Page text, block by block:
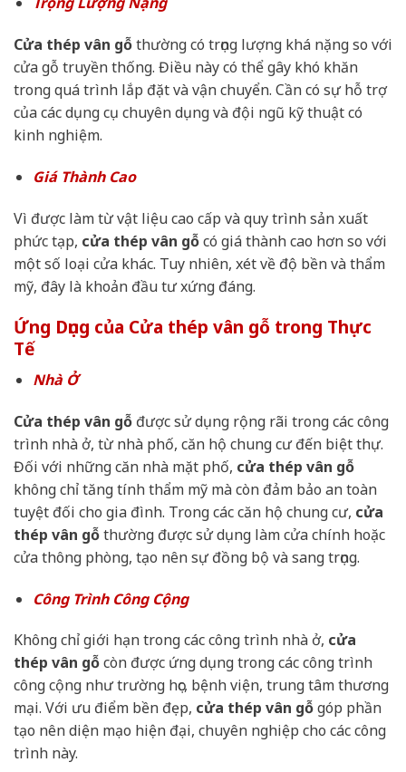
Cửa thép vân gỗthường có trọng lượng khá nặng so với
cửa gỗ truyền thống. Điều này có thể gây khó khăn
trong quá trình lắp đặt và vận chuyển. Cần có sự hỗ trợ
của các dụng cụ chuyên dụng và đội ngũ kỹ thuật có
kinh nghiệm.
Giá Thành Cao
Vì được làm từ vật liệu cao cấp và quy trình sản xuất
phức tạp, cửa thép vân gỗcó giá thành cao hơn so với
một số loại cửa khác. Tuy nhiên, xét về độ bền và thẩm
mỹ, đây là khoản đầu tư xứng đáng.
Ứng Dụng của Cửa thép vân gỗ trong Thực
Tế
Nhà Ở
Cửa thép vân gỗ được sử dụng rộng rãi trong các công
trình nhà ở, từ nhà phố, căn hộ chung cư đến biệt thự.
Đối với những căn nhà mặt phố, cửa thép vân gỗ
không chỉ tăng tính thẩm mỹ mà còn đảm bảo an toàn
tuyệt đối cho gia đình. Trong các căn hộ chung cư, cửa
thép vân gỗthường được sử dụng làm cửa chính hoặc
cửa thông phòng, tạo nên sự đồng bộ và sang trọng.
Công Trình Công Cộng
Không chỉ giới hạn trong các công trình nhà ở, cửa
thép vân gỗcòn được ứng dụng trong các công trình
công cộng như trường học, bệnh viện, trung tâm thương
mại. Với ưu điểm bền đẹp, cửa thép vân gỗgóp phần
tạo nên diện mạo hiện đại, chuyên nghiệp cho các công
trình này.